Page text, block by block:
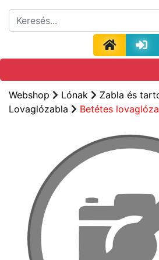
Webshop Lónak
Zabla és
Lovaglózabla
Betétes